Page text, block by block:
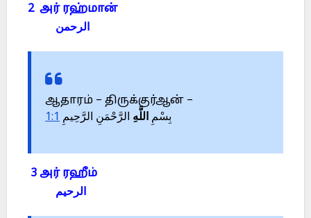
2 அர் ரஹ்மான்
الرحمن
ஆதாரம் – திருக்குர்ஆன் –
بِسْمِ اللَّهِ الرَّحْمَنِ الرَّحِيمِ 1:1
3 அர் ரஹீம்
الرحيم